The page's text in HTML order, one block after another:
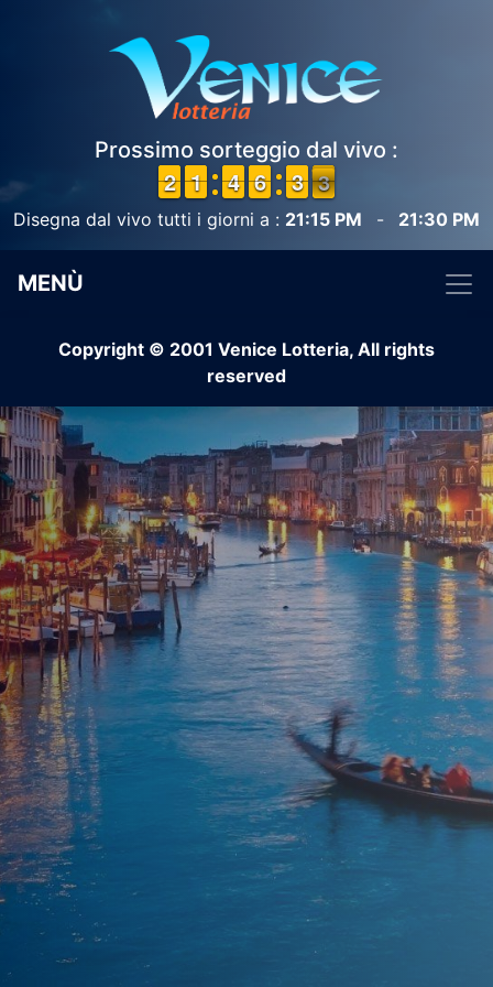
Prossimo sorteggio dal vivo :
1
1
2
2 1
1
1
1 3
3
4
4 5
5
6
6 2
2
3
3 3
2
Disegna dal vivo tutti i giorni a : 21:15 PM - 21:30 PM
MENÙ
Copyright © 2001 Venice Lotteria, All rights
reserved